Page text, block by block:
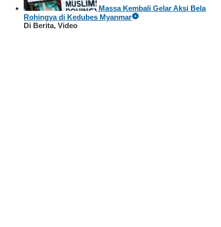
Massa Kembali Gelar Aksi Bela
Rohingya di Kedubes Myanmar
Di Berita, Video